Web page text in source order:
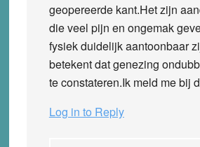
geopereerde kant.Het zijn
die veel pijn en ongemak
fysiek duidelijk aantoonbaar
betekent dat genezing
te constateren.Ik meld me bij
Log in to Reply